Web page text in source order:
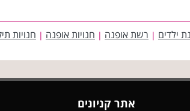
ילדים | רשת אופנה | חנויות אופנה | חנויות
אתר קניונים